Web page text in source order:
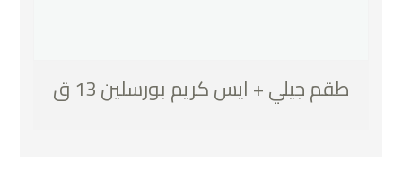
طقم جيلي + ايس كريم بورسلين 13 ق